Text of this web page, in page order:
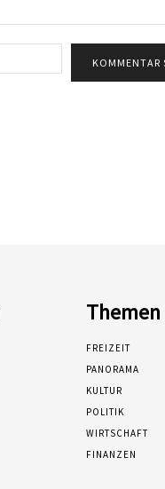
Mail:*
Themen
FREIZEIT
PANORAMA
KULTUR
POLITIK
WIRTSCHAFT
FINANZEN